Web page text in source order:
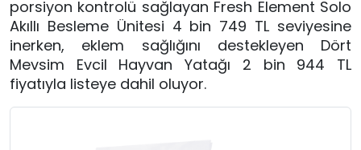
porsiyon kontrolü sağlayan Fresh Element Solo
Akıllı Besleme Ünitesi 4 bin 749 TL seviyesine
inerken, eklem sağlığını destekleyen Dört
Mevsim Evcil Hayvan Yatağı 2 bin 944 TL
fiyatıyla listeye dahil oluyor.